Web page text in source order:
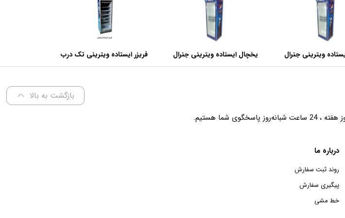
ویترینی جنرال
متر
یخچال ایستاده ویترینی جنرال
عرض 70 سانتی متر
فریزر ایستاده ویترینی تک درب
عرض 70 سانتی متر
بازگشت به بالا
پاسخگوی شما هستیم.
درباره ما
روند ثبت سفارش
پیگیری سفارش
خط مشی